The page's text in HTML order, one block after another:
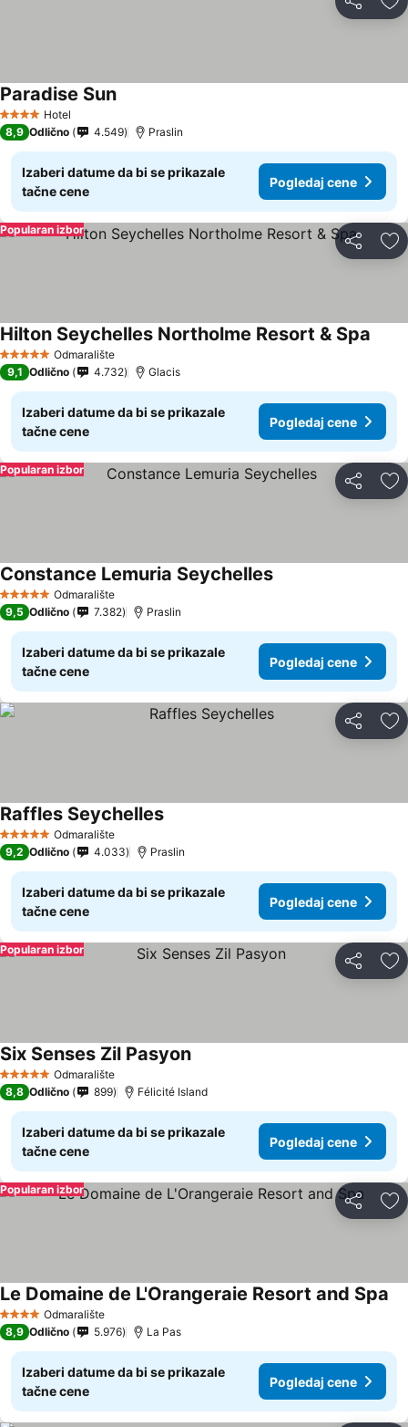
Deli
4 ZvezdiceHotel
Paradise Sun
8,9 Odlično 4.549 Praslin
Izaberi datume da bi se prikazale
tačne cene
Pogledaj cene
Deli
Popularan izbor
5 ZvezdiceOdmaralište
Hilton Seychelles Northolme Resort & Spa
9,1 Odlično 4.732 Glacis
Izaberi datume da bi se prikazale
tačne cene
Pogledaj cene
Deli
Popularan izbor
5 ZvezdiceOdmaralište
Constance Lemuria Seychelles
9,5 Odlično 7.382 Praslin
Izaberi datume da bi se prikazale
tačne cene
Pogledaj cene
Deli
5 ZvezdiceOdmaralište
Raffles Seychelles
9,2 Odlično 4.033 Praslin
Izaberi datume da bi se prikazale
tačne cene
Pogledaj cene
Deli
Popularan izbor
5 ZvezdiceOdmaralište
Six Senses Zil Pasyon
8,8 Odlično 899 Félicité Island
Izaberi datume da bi se prikazale
tačne cene
Pogledaj cene
Deli
Popularan izbor
4 ZvezdiceOdmaralište
Le Domaine de L'Orangeraie Resort and Spa
8,9 Odlično 5.976 La Pas
Izaberi datume da bi se prikazale
tačne cene
Pogledaj cene